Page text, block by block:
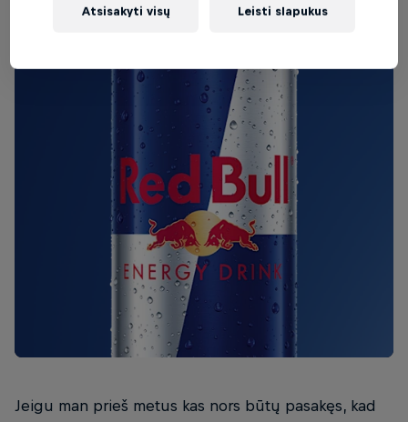
Jeigu man prieš metus kas nors būtų pasakęs, kad
Atsisakyti visų Leisti slapukus